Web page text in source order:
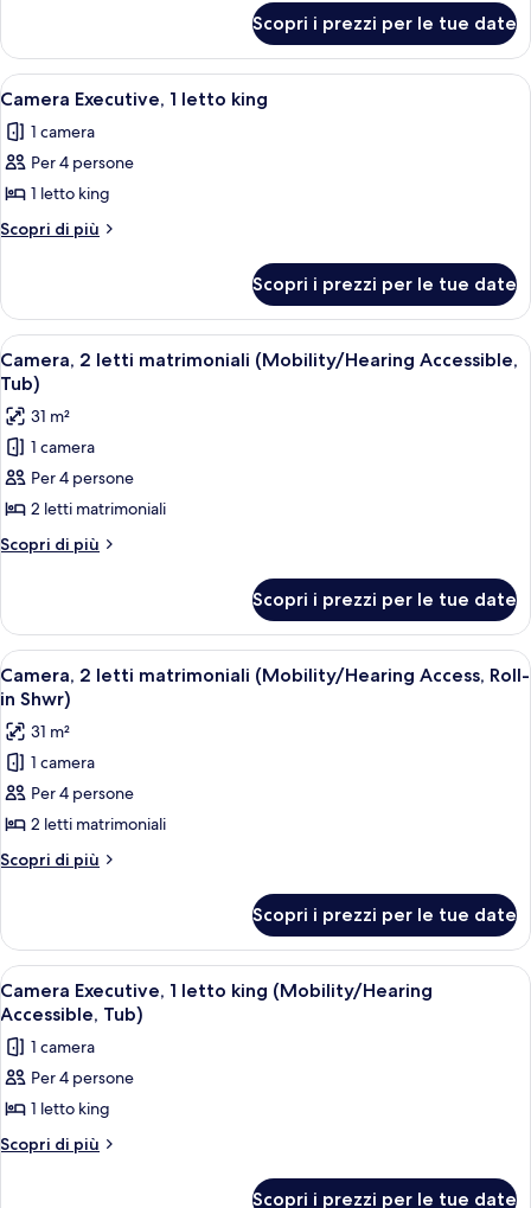
1
letto
king
Scopri i prezzi per le tue date
Apri
tutte
le
foto
per
Camera
letto
king
Camera d'albergo con divano, letto,
5
Camera Executive, 1 letto king
1 camera
Per 4 persone
1 letto king
Scopri di più
Altri
Executive,
letto
king
Scopri i prezzi per le tue date
Apri
tutte
le
foto
per
Camera,
2
letti
Accessible,
Tub)
Una camera d'albergo con due letti,
4
Camera, 2 letti matrimoniali (Mobility/Hearing Accessible,
Tub)
31 m²
1 camera
Per 4 persone
2 letti matrimoniali
Scopri di più
Altri
2
letti
matrimoniali
(Mobility/Hearing
Accessible,
Tub)
Scopri i prezzi per le tue date
Apri
tutte
le
foto
per
Camera,
2
letti
Access,
Roll-
in
Shwr)
Una camera d'albergo con due letti,
4
Camera, 2 letti matrimoniali (Mobility/Hearing Access, Roll-
in Shwr)
31 m²
1 camera
Per 4 persone
2 letti matrimoniali
Scopri di più
Altri
2
letti
matrimoniali
(Mobility/Hearing
Roll-
in
Scopri i prezzi per le tue date
Apri
tutte
le
foto
per
Camera
Executive,
Camera d'albergo con un letto
5
Camera Executive, 1 letto king (Mobility/Hearing
Accessible, Tub)
1 camera
Per 4 persone
1 letto king
Scopri di più
Altri
Scopri i prezzi per le tue date